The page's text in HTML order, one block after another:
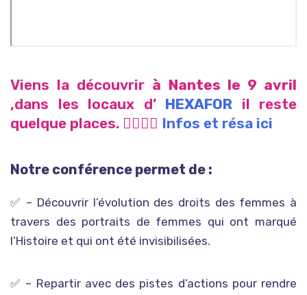
Viens la découvrir à Nantes le 9 avril
,dans les locaux d’ HEXAFOR il reste
quelque places. 👉🏾👉🏾 Infos et résa ici
Notre conférence permet de :
✅ – Découvrir l’évolution des droits des femmes à
travers des portraits de femmes qui ont marqué
l’Histoire et qui ont été invisibilisées.
✅ – Repartir avec des pistes d’actions pour rendre